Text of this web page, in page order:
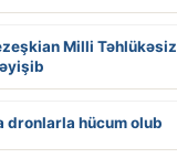
Milli
dronlarla hücum olub